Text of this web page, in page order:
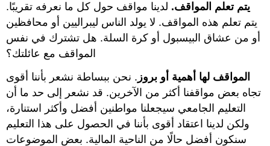
يتم تعلم المواقف. لدينا مواقف حول كل ما نعرفه تقريبًا.
يتم تعلم هذه المواقف. لا يولد الناس ليبراليين أو محافظين
أو من عشاق البيسبول أو كرة السلة. هل تشترك في نفس
المواقف مع عائلتك؟
المواقف لها أهمية أو بروز . نحن ببساطة نشعر بأننا أقوى
تجاه بعض مواقفنا أكثر من الآخرين. قد نشعر إلى حد ما أن
التعليم الجامعي سيجعلنا مواطنين أفضل وأكثر استنارة،
ولكن لدينا اعتقاد أقوى بأننا في الحصول على هذا التعليم
سنكون أفضل حالًا من الناحية المالية. بعض الموضوعات